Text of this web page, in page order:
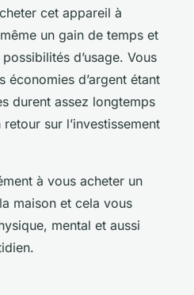
cet appareil à
un gain de temps et
d’usage. Vous
économies d’argent étant
durent assez longtemps
sur l’investissement
à vous acheter un
maison et cela vous
mental et aussi